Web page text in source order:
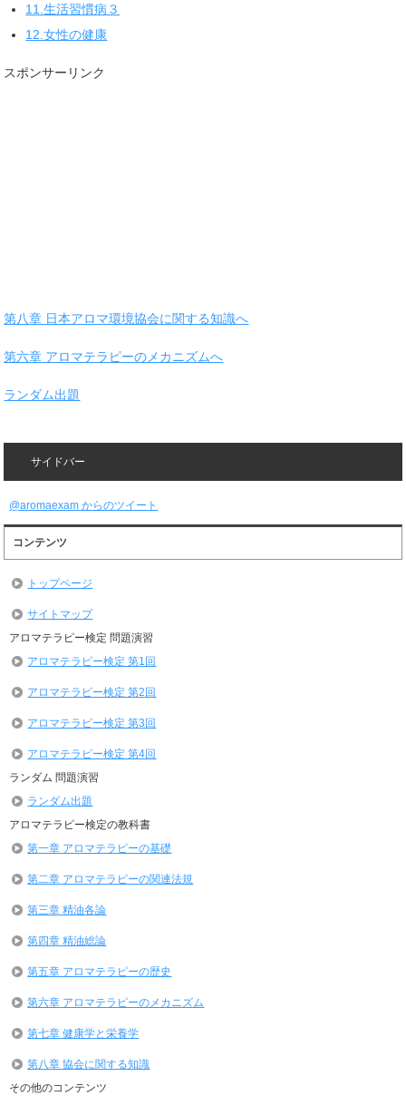
11.生活習慣病３
12.女性の健康
スポンサーリンク
第八章 日本アロマ環境協会に関する知識へ
第六章 アロマテラピーのメカニズムへ
ランダム出題
サイドバー
@aromaexam からのツイート
コンテンツ
トップページ
サイトマップ
アロマテラピー検定 問題演習
アロマテラピー検定 第1回
アロマテラピー検定 第2回
アロマテラピー検定 第3回
アロマテラピー検定 第4回
ランダム 問題演習
ランダム出題
アロマテラピー検定の教科書
第一章 アロマテラピーの基礎
第二章 アロマテラピーの関連法規
第三章 精油各論
第四章 精油総論
第五章 アロマテラピーの歴史
第六章 アロマテラピーのメカニズム
第七章 健康学と栄養学
第八章 協会に関する知識
その他のコンテンツ